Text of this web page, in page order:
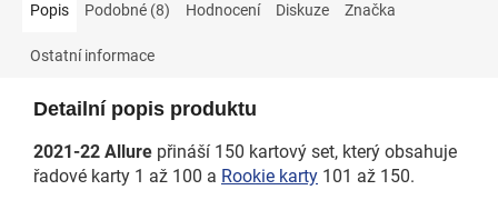
Popis Podobné (8) Hodnocení Diskuze Značka
Ostatní informace
Detailní popis produktu
2021-22 Allure přináší 150 kartový set, který obsahuje
řadové karty 1 až 100 a Rookie karty 101 až 150.